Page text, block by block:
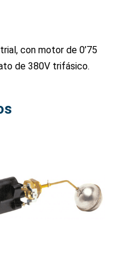
con motor de 0’75
de 380V trifásico.